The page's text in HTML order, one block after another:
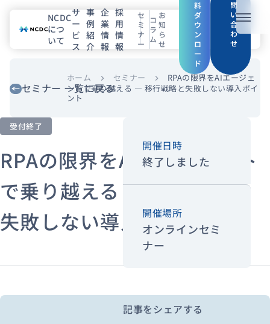
メニュ
NCDCについて
事例紹介
採用情報
セミナーコラム お知らせ
エンジニアブログ（Zenn）
お問い合わせ
NCDC
につ
いて
サ
ー
ビ
ス
事
例
紹
介
企
業
情
報
採
用
情
報
セ
ミ
ナ
ー
コ
ラ
ム
お
知
ら
せ
料
ダ
ウ
ン
ロ
ー
ド
問
い
合
わ
せ
セミナー 一覧に戻る
ホーム chevron_right セミナー chevron_right
RPAの限界をAIエージェ
ントで乗り越える ― 移行戦略と失敗しない導入ポイ
ント
受付終了
RPAの限界をAIエージェント
で乗り越える ― 移行戦略と
失敗しない導入ポイント
開催日時
終了しました
開催場所
オンラインセミ
ナー
記事をシェアする